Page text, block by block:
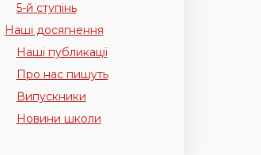
5-й ступінь
Наші досягнення
Наші публикації
Про нас пишуть
Випускники
Новини школи